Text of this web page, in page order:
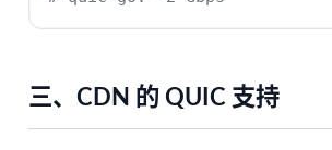
三、CDN 的 QUIC 支持